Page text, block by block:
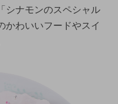
シナモンのスペシャル
かわいいフードやスイ